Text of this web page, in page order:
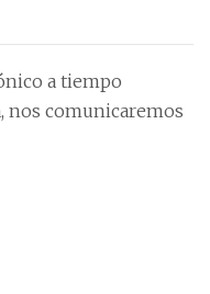
a tiempo
nos comunicaremos